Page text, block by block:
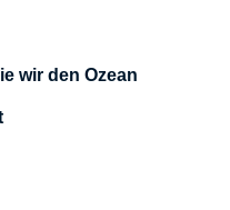
wir den Ozean